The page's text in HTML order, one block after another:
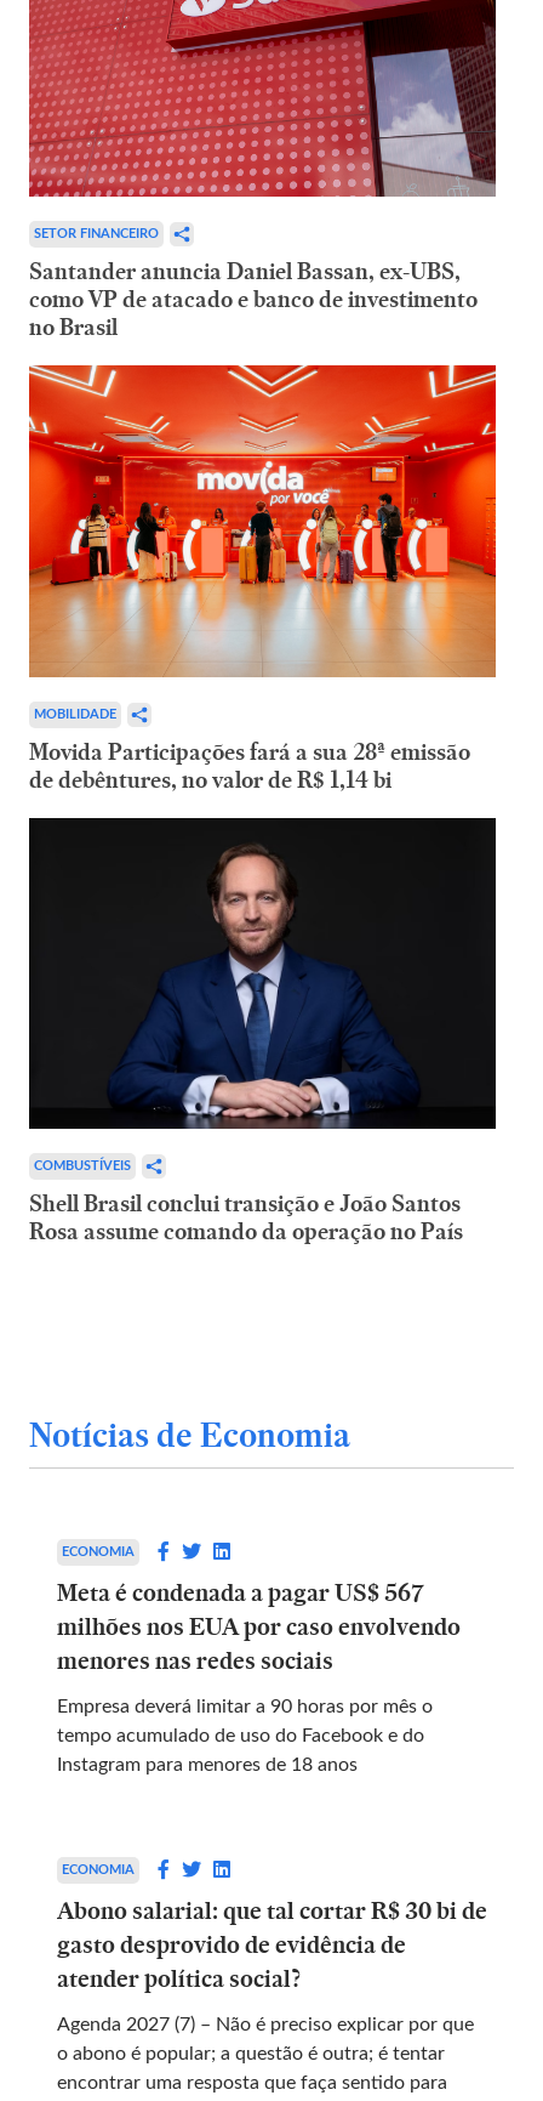
SETOR FINANCEIRO
Santander anuncia Daniel Bassan, ex-UBS,
como VP de atacado e banco de investimento
no Brasil
MOBILIDADE
Movida Participações fará a sua 28ª emissão
de debêntures, no valor de R$ 1,14 bi
COMBUSTÍVEIS
Shell Brasil conclui transição e João Santos
Rosa assume comando da operação no País
Notícias de Economia
ECONOMIA
Meta é condenada a pagar US$ 567
milhões nos EUA por caso envolvendo
menores nas redes sociais
Empresa deverá limitar a 90 horas por mês o
tempo acumulado de uso do Facebook e do
Instagram para menores de 18 anos
ECONOMIA
Abono salarial: que tal cortar R$ 30 bi de
gasto desprovido de evidência de
atender política social?
Agenda 2027 (7) – Não é preciso explicar por que
o abono é popular; a questão é outra; é tentar
encontrar uma resposta que faça sentido para